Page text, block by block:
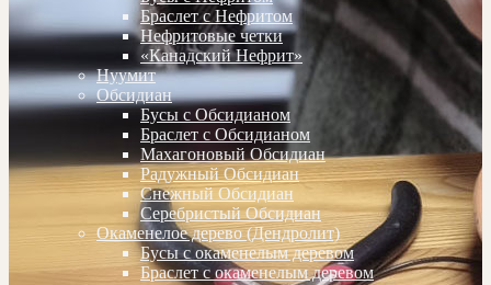
Браслет с Нефритом
Нефритовые четки
«Канадский Нефрит»
Нуумит
Обсидиан
Бусы с Обсидианом
Браслет с Обсидианом
Махагоновый Обсидиан
Радужный Обсидиан
Снежный Обсидиан
Серебристый Обсидиан
Окаменелое дерево (Дендролит)
Бусы с окаменелым деревом
Браслет с окаменелым деревом